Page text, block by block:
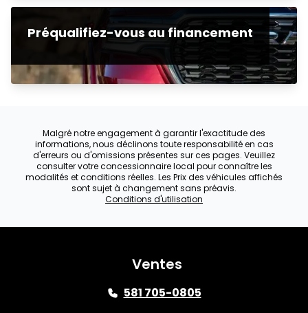
Préqualifiez-vous au financement
Malgré notre engagement à garantir l'exactitude des
informations, nous déclinons toute responsabilité en cas
d'erreurs ou d'omissions présentes sur ces pages. Veuillez
consulter votre concessionnaire local pour connaître les
modalités et conditions réelles. Les Prix des véhicules affichés
sont sujet à changement sans préavis.
Conditions d'utilisation
Ventes
581 705-0805